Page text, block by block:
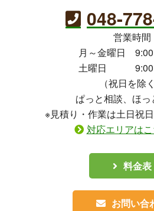
048-
営業時間
月～金曜日
土曜日 9:00
（祝日を除く
ぱっと相談、ほっ
※見積り・作業は土日祝
対応エリアは
料金表
お問い合